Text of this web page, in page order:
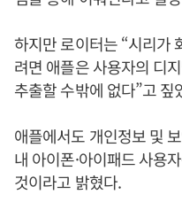
하지만 로이터는 “시리가
려면 애플은 사용자의 디
추출할 수밖에 없다”고 짚
애플에서도 개인정보 및
내 아이폰·아이패드 사용
것이라고 밝혔다.